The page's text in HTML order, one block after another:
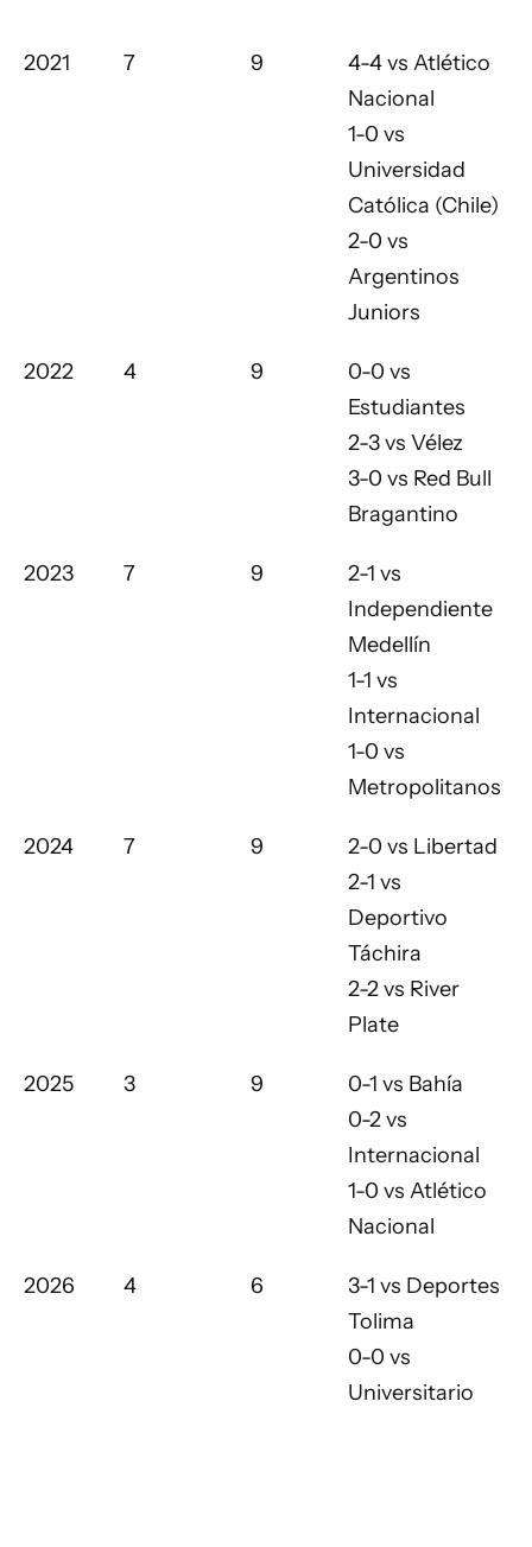
2021 7 9
4-4 vs Atlético
Nacional
1-0 vs
Universidad
Católica (Chile)
2-0 vs
Argentinos
Juniors
2022 4 9
0-0 vs
Estudiantes
2-3 vs Vélez
3-0 vs Red Bull
Bragantino
2023 7 9
2-1 vs
Independiente
Medellín
1-1 vs
Internacional
1-0 vs
Metropolitanos
2024 7 9
2-0 vs Libertad
2-1 vs
Deportivo
Táchira
2-2 vs River
Plate
2025 3 9
0-1 vs Bahía
0-2 vs
Internacional
1-0 vs Atlético
Nacional
2026 4 6
3-1 vs Deportes
Tolima
0-0 vs
Universitario